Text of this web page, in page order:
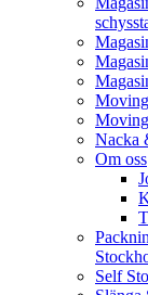
Nacka
Om oss
Self